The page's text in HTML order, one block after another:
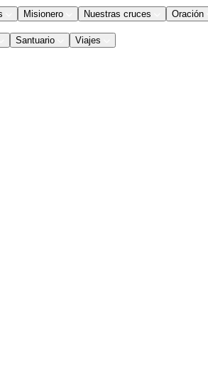
Misionero Nuestras cruces Oración
Santuario Viajes